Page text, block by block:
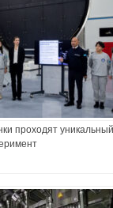
проходят уникальный